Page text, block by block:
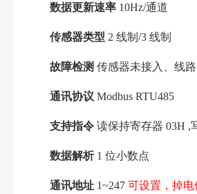
数据更新速率 10Hz/通道
传感器类型 2 线制/3 线制
故障检测 传感器未接入、线
通讯协议 Modbus RTU485
支持指令 读保持寄存器 03H ,
数据解析 1 位小数点
通讯地址 1~247 可设置，掉电